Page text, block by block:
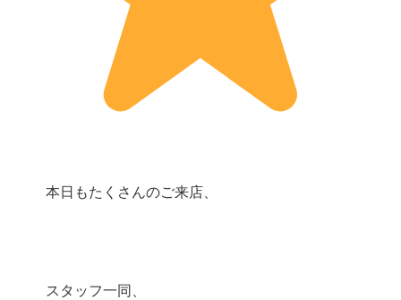
本日もたくさんのご来店、
スタッフ一同、